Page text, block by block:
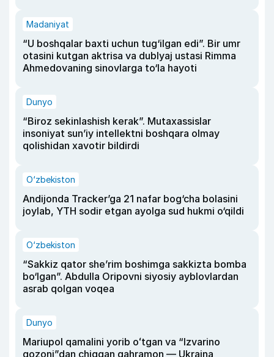
Madaniyat
“U boshqalar baxti uchun tug‘ilgan edi”. Bir umr
otasini kutgan aktrisa va dublyaj ustasi Rimma
Ahmedovaning sinovlarga to‘la hayoti
Dunyo
“Biroz sekinlashish kerak”. Mutaxassislar
insoniyat sun’iy intellektni boshqara olmay
qolishidan xavotir bildirdi
O‘zbekiston
Andijonda Tracker’ga 21 nafar bog‘cha bolasini
joylab, YTH sodir etgan ayolga sud hukmi o‘qildi
O‘zbekiston
“Sakkiz qator she’rim boshimga sakkizta bomba
bo‘lgan”. Abdulla Oripovni siyosiy ayblovlardan
asrab qolgan voqea
Dunyo
Mariupol qamalini yorib oʻtgan va “Izvarino
qozoni”dan chiqqan qahramon — Ukraina